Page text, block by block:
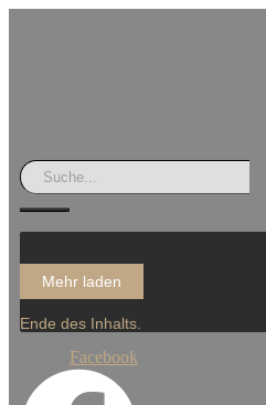
Mehr laden
Ende des Inhalts.
Facebook